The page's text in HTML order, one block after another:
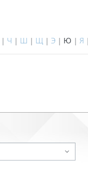
| Ч | Ш | Щ | Э | Ю | Я |